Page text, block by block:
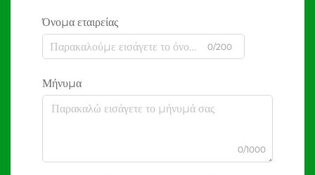
Όνομα εταιρείας
0/200
Μήνυμα
0/1000